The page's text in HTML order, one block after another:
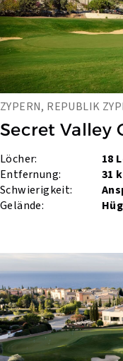
ZYPERN, REPUBLIK
Secret Valley
Löcher:
18
Entfernung:
31
Schwierigkeit:
Gelände: